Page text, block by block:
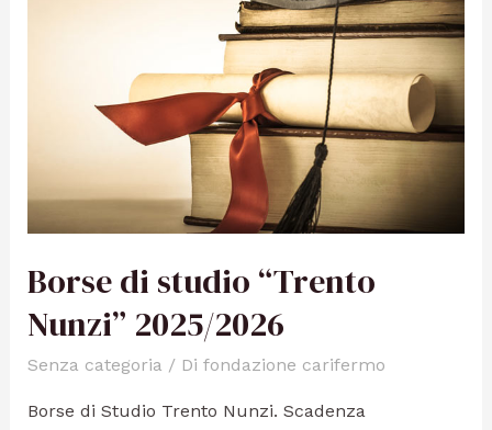
Borse di studio “Trento
Nunzi” 2025/2026
Senza categoria / Di fondazione carifermo
Borse di Studio Trento Nunzi. Scadenza